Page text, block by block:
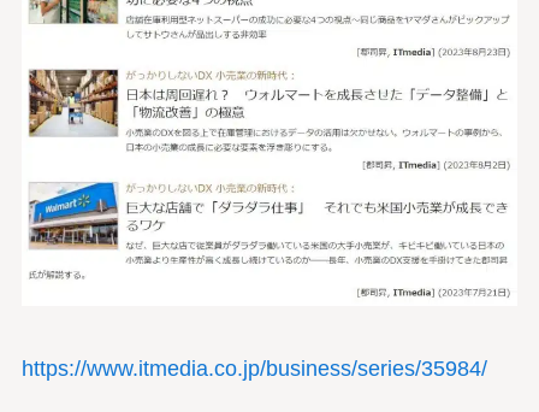
https://www.itmedia.co.jp/business/series/35984/